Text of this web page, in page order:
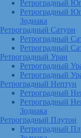
Ретроградный
Ретроградный
Зодиака
Ретроградный Сатурн
Ретроградный
Ретроградный
Ретроградный Уран
Ретроградный
Ретроградный
Ретроградный Нептун
Ретроградный
Ретроградный
Зодиака
Ретроградный Плутон
Ретроградный